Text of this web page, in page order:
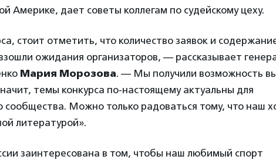
Америке, дает советы коллегам по судейскому цеху.
стоит отметить, что количество заявок и
ожидания организаторов, — рассказывает
Мария Морозова. — Мы получили возможность
темы конкурса по-настоящему актуальны для
сообщества. Можно только радоваться тому, что наш
литературой».
заинтересована в том, чтобы наш любимый спорт